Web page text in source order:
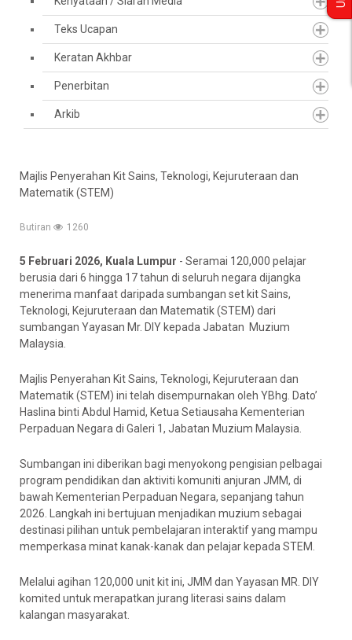
Teks Ucapan
Keratan Akhbar
Penerbitan
Arkib
Majlis Penyerahan Kit Sains, Teknologi, Kejuruteraan dan
Matematik (STEM)
Butiran 1260
5 Februari 2026, Kuala Lumpur - Seramai 120,000 pelajar
berusia dari 6 hingga 17 tahun di seluruh negara dijangka
menerima manfaat daripada sumbangan set kit Sains,
Teknologi, Kejuruteraan dan Matematik (STEM) dari
sumbangan Yayasan Mr. DIY kepada Jabatan Muzium
Malaysia.
Majlis Penyerahan Kit Sains, Teknologi, Kejuruteraan dan
Matematik (STEM) ini telah disempurnakan oleh YBhg. Dato’
Haslina binti Abdul Hamid, Ketua Setiausaha Kementerian
Perpaduan Negara di Galeri 1, Jabatan Muzium Malaysia.
Sumbangan ini diberikan bagi menyokong pengisian pelbagai
program pendidikan dan aktiviti komuniti anjuran JMM, di
bawah Kementerian Perpaduan Negara, sepanjang tahun
2026. Langkah ini bertujuan menjadikan muzium sebagai
destinasi pilihan untuk pembelajaran interaktif yang mampu
memperkasa minat kanak-kanak dan pelajar kepada STEM.
Melalui agihan 120,000 unit kit ini, JMM dan Yayasan MR. DIY
komited untuk merapatkan jurang literasi sains dalam
kalangan masyarakat.